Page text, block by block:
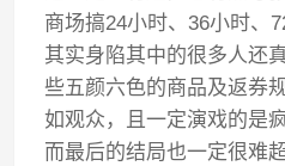
商场搞24小时、36小时、
其实身陷其中的很多人还
些五颜六色的商品及返券
如观众，且一定演戏的是
而最后的结局也一定很难